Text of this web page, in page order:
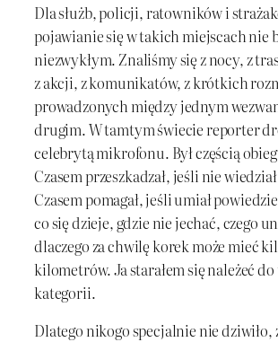
Dla służb, policji, ratowników i
pojawianie się w takich miejscach nie
niezwykłym. Znaliśmy się z nocy, z
z akcji, z komunikatów, z krótkich
prowadzonych między jednym
drugim. W tamtym świecie reporter
celebrytą mikrofonu. Był częścią
Czasem przeszkadzał, jeśli nie
Czasem pomagał, jeśli umiał
co się dzieje, gdzie nie jechać, czego
dlaczego za chwilę korek może mieć
kilometrów. Ja starałem się należeć
kategorii.
Dlatego nikogo specjalnie nie dziwiło,